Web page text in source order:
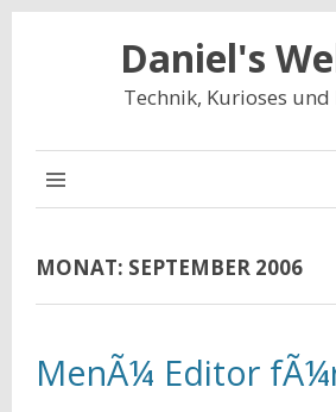
Daniel's
Technik, Kurioses und
MONAT: SEPTEMBER 2006
MenÃ¼ Editor